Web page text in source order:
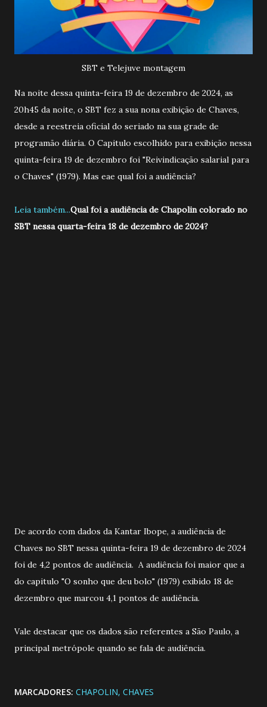
SBT e Telejuve montagem
Na noite dessa quinta-feira 19 de dezembro de 2024, as
20h45 da noite, o SBT fez a sua nona exibição de Chaves,
desde a reestreia oficial do seriado na sua grade de
programão diária. O Capitulo escolhido para exibição nessa
quinta-feira 19 de dezembro foi "Reivindicação salarial para
o Chaves" (1979). Mas eae qual foi a audiência?
Leia também...Qual foi a audiência de Chapolin colorado no
SBT nessa quarta-feira 18 de dezembro de 2024?
De acordo com dados da Kantar Ibope, a audiência de
Chaves no SBT nessa quinta-feira 19 de dezembro de 2024
foi de 4,2 pontos de audiência. A audiência foi maior que a
do capitulo "O sonho que deu bolo" (1979) exibido 18 de
dezembro que marcou 4,1 pontos de audiência.
Vale destacar que os dados são referentes a São Paulo, a
principal metrópole quando se fala de audiência.
MARCADORES: CHAPOLIN CHAVES